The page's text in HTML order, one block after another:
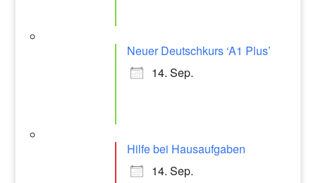
Neuer Deutschkurs ‘A1 Plus’
14. Sep.
Hilfe bei Hausaufgaben
14. Sep.